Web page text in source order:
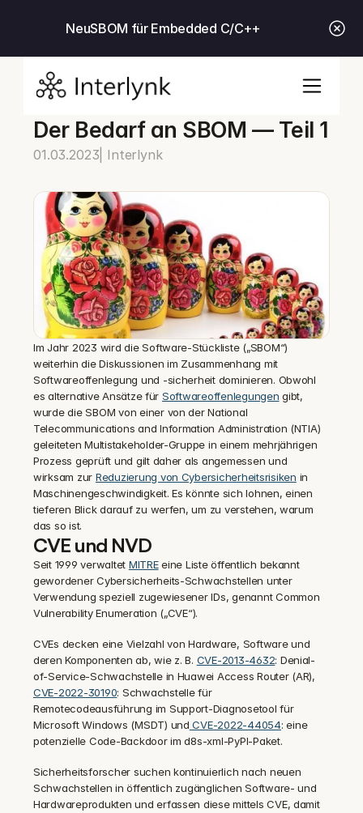
NeuSBOM für Embedded C/C++
Der Bedarf an SBOM — Teil 1
01.03.2023 | Interlynk
Im Jahr 2023 wird die Software-Stückliste („SBOM“)
weiterhin die Diskussionen im Zusammenhang mit
Softwareoffenlegung und -sicherheit dominieren. Obwohl
es alternative Ansätze für Softwareoffenlegungen gibt,
wurde die SBOM von einer von der National
Telecommunications and Information Administration (NTIA)
geleiteten Multistakeholder-Gruppe in einem mehrjährigen
Prozess geprüft und gilt daher als angemessen und
wirksam zur Reduzierung von Cybersicherheitsrisiken in
Maschinengeschwindigkeit. Es könnte sich lohnen, einen
tieferen Blick darauf zu werfen, um zu verstehen, warum
das so ist.
CVE und NVD
Seit 1999 verwaltet MITRE eine Liste öffentlich bekannt
gewordener Cybersicherheits-Schwachstellen unter
Verwendung speziell zugewiesener IDs, genannt Common
Vulnerability Enumeration („CVE“).
CVEs decken eine Vielzahl von Hardware, Software und
deren Komponenten ab, wie z. B. CVE-2013-4632: Denial-
CVE-2022-30190: Schwachstelle für
Remotecodeausführung im Support-Diagnosetool für
Microsoft Windows (MSDT) und CVE-2022-44054: eine
potenzielle Code-Backdoor im d8s-xml-PyPI-Paket.
Sicherheitsforscher suchen kontinuierlich nach neuen
Schwachstellen in öffentlich zugänglichen Software- und
Hardwareprodukten und erfassen diese mittels CVE, damit